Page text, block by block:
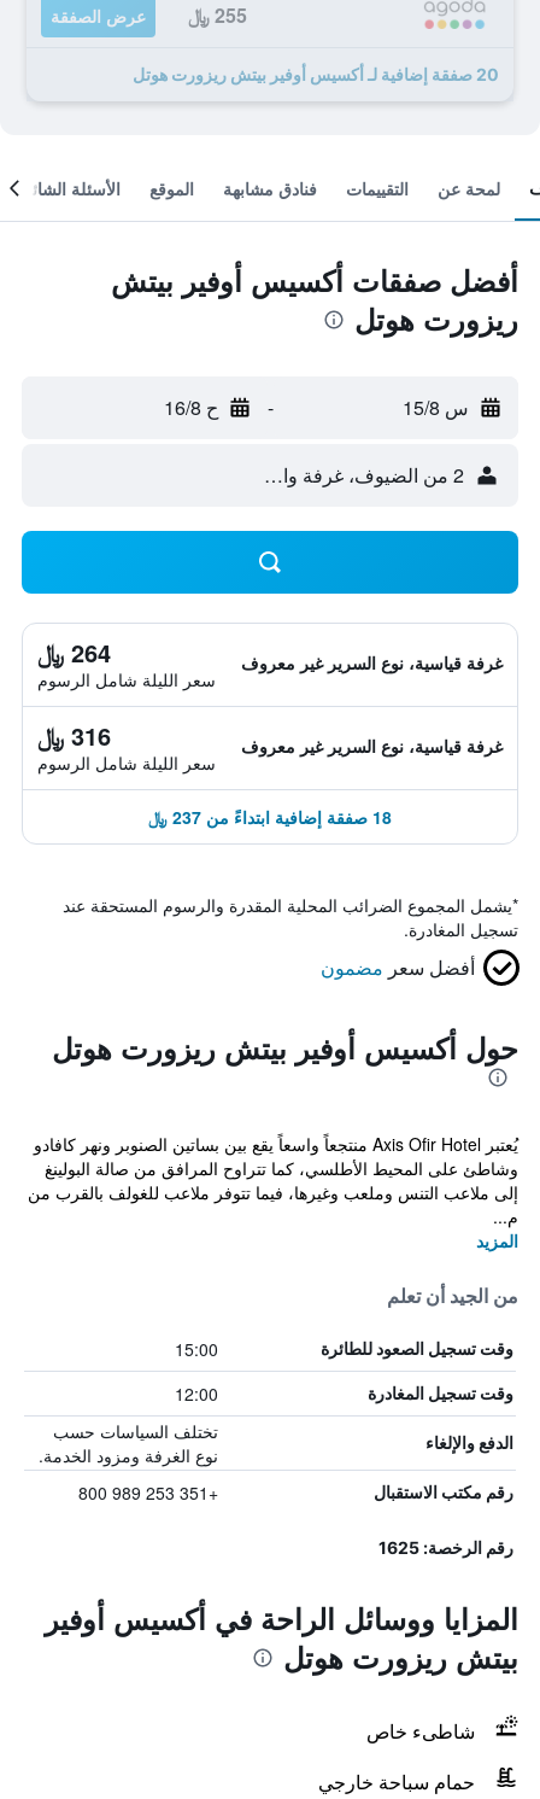
255 ﷼ عرض الصفقة
20 صفقة إضافية لـ أكسيس أوفير بيتش ريزورت هوتل
لمحة عن التقييمات فنادق مشابهة الموقع الأسئلة الشائعة
أفضل صفقات أكسيس أوفير بيتش
ريزورت هوتل
س 15/8 - ح 16/8
2 من الضيوف، غرفة واحدة
غرفة قياسية، نوع السرير غير معروف 264 ﷼
سعر الليلة شامل الرسوم
غرفة قياسية، نوع السرير غير معروف 316 ﷼
سعر الليلة شامل الرسوم
18 صفقة إضافية ابتداءً من 237 ﷼
*يشمل المجموع الضرائب المحلية المقدرة والرسوم المستحقة عند
تسجيل المغادرة.
أفضل سعر مضمون
حول أكسيس أوفير بيتش ريزورت هوتل
يُعتبر Axis Ofir Hotel منتجعاً واسعاً يقع بين بساتين الصنوبر ونهر كافادو
وشاطئ على المحيط الأطلسي، كما تتراوح المرافق من صالة البولينغ
إلى ملاعب التنس وملعب وغيرها، فيما تتوفر ملاعب للغولف بالقرب من
م...
المزيد
من الجيد أن تعلم
وقت تسجيل الصعود للطائرة 15:00
وقت تسجيل المغادرة 12:00
الدفع والإلغاء
تختلف السياسات حسب
نوع الغرفة ومزود الخدمة.
رقم مكتب الاستقبال +351 253 989 800
رقم الرخصة: 1625
المزايا ووسائل الراحة في أكسيس أوفير
بيتش ريزورت هوتل
شاطىء خاص
حمام سباحة خارجي